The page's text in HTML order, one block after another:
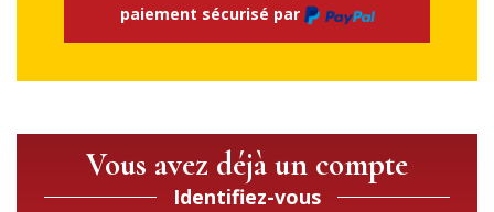
paiement sécurisé par
Vous avez déjà un compte
Identifiez-vous